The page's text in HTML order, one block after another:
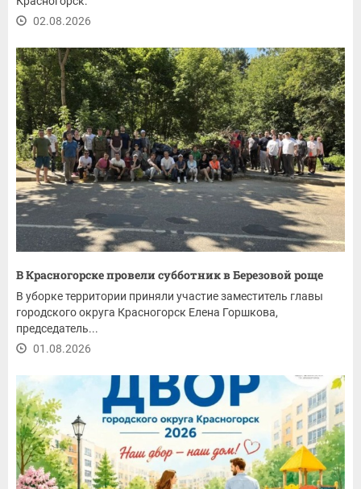
02.08.2026
В Красногорске провели субботник в Березовой роще
В уборке территории приняли участие заместитель главы
городского округа Красногорск Елена Горшкова,
председатель...
01.08.2026